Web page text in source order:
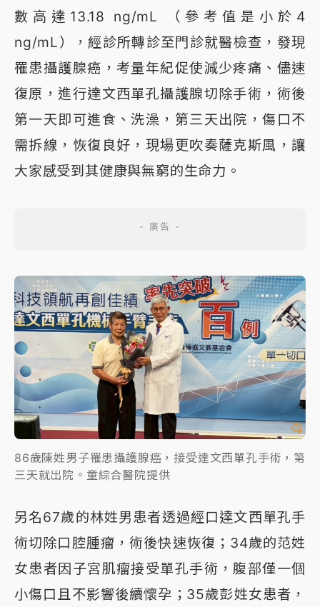
數高達13.18 ng/mL （參考值是小於4
ng/mL），經診所轉診至門診就醫檢查，發現
罹患攝護腺癌，考量年紀促使減少疼痛、儘速
復原，進行達文西單孔攝護腺切除手術，術後
第一天即可進食、洗澡，第三天出院，傷口不
需拆線，恢復良好，現場更吹奏薩克斯風，讓
大家感受到其健康與無窮的生命力。
86歲陳姓男子罹患攝護腺癌，接受達文西單孔手術，第
三天就出院。童綜合醫院提供
另名67歲的林姓男患者透過經口達文西單孔手
術切除口腔腫瘤，術後快速恢復；34歲的范姓
女患者因子宮肌瘤接受單孔手術，腹部僅一個
小傷口且不影響後續懷孕；35歲彭姓女患者，